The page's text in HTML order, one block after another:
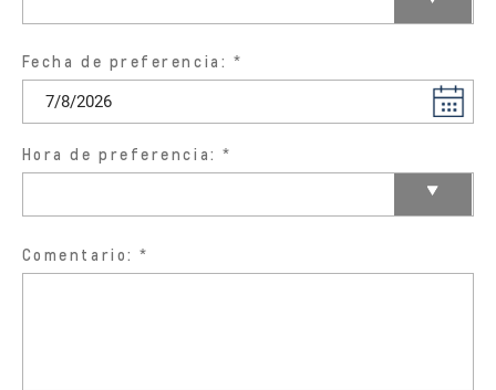
Fecha de preferencia:
Hora de preferencia:
Comentario: